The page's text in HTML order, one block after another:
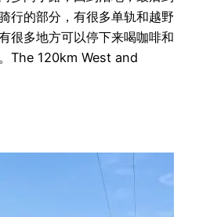
行的部分，有很多单轨和越野
很多地方可以停下来喝咖啡和
The 120km West and